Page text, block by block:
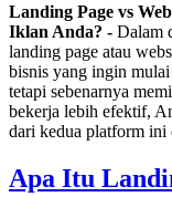
Landing Page vs
Iklan Anda? - Dalam
landing page atau
bisnis yang ingin
tetapi sebenarnya
bekerja lebih efektif,
dari kedua platform ini
Apa Itu